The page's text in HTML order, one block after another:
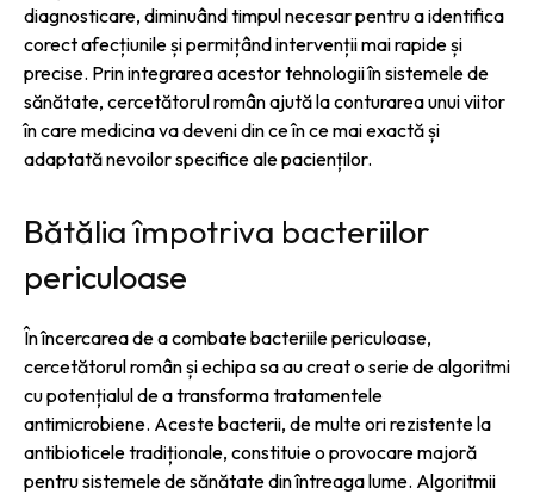
diagnosticare, diminuând timpul necesar pentru a identifica
corect afecțiunile și permițând intervenții mai rapide și
precise. Prin integrarea acestor tehnologii în sistemele de
sănătate, cercetătorul român ajută la conturarea unui viitor
în care medicina va deveni din ce în ce mai exactă și
adaptată nevoilor specifice ale pacienților.
Bătălia împotriva bacteriilor
periculoase
În încercarea de a combate bacteriile periculoase,
cercetătorul român și echipa sa au creat o serie de algoritmi
cu potențialul de a transforma tratamentele
antimicrobiene. Aceste bacterii, de multe ori rezistente la
antibioticele tradiționale, constituie o provocare majoră
pentru sistemele de sănătate din întreaga lume. Algoritmii